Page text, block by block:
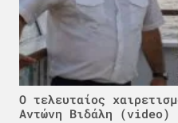
Ο τελευταίος
Αντώνη Βιδάλη (video)